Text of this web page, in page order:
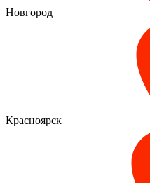
Новгород
Красноярск